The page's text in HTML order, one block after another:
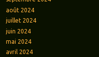
août 2024
juillet 2024
juin 2024
mai 2024
avril 2024